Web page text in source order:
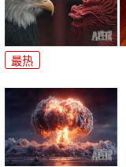
最热